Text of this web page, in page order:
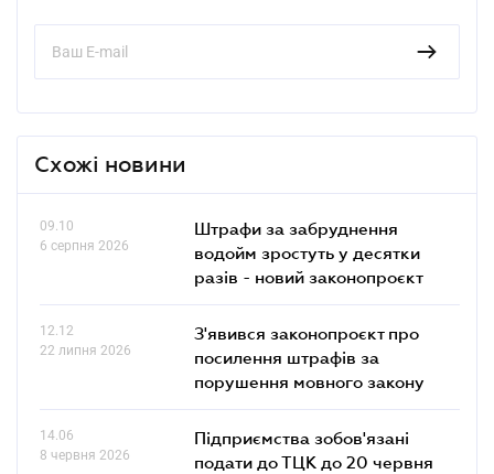
Схожі новини
09.10
6 серпня 2026
Штрафи за забруднення
водойм зростуть у десятки
разів - новий законопроєкт
12.12
22 липня 2026
З'явився законопроєкт про
посилення штрафів за
порушення мовного закону
14.06
8 червня 2026
Підприємства зобов'язані
подати до ТЦК до 20 червня